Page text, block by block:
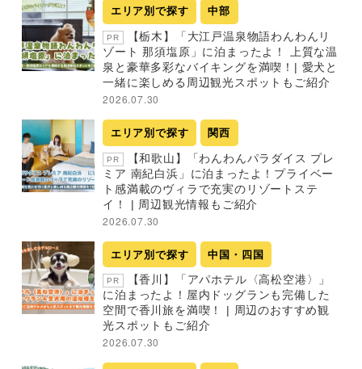
エリア別で探す 中部
PR
【栃木】「大江戸温泉物語わんわんリ
ゾート 那須塩原」に泊まったよ！ 上質な温
泉と豪華多彩なバイキングを満喫！| 愛犬と
一緒に楽しめる周辺観光スポットもご紹介
2026.07.30
エリア別で探す 関西
PR
【和歌山】「わんわんパラダイス プレ
ミア 南紀白浜」に泊まったよ！プライベー
ト感満載のヴィラで充実のリゾートステ
イ！ | 周辺観光情報もご紹介
2026.07.30
エリア別で探す 中国・四国
PR
【香川】「アパホテル〈高松空港〉」
に泊まったよ！屋内ドッグランも完備した
空間で香川旅を満喫！ | 周辺のおすすめ観
光スポットもご紹介
2026.07.30